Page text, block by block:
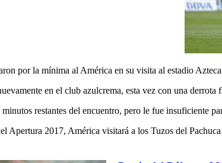
por la mínima al América en su visita al estadio
en el club azulcrema, esta vez con una
restantes del encuentro, pero le fue insuficiente
Apertura 2017, América visitará a los Tuzos del